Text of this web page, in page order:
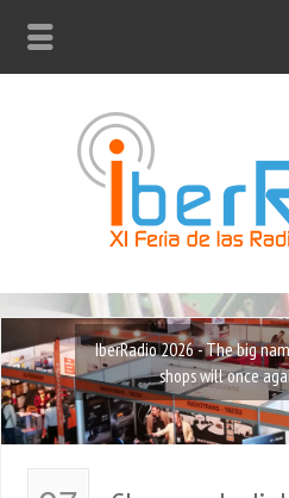
IberRadio 2026 - The big
shops will once